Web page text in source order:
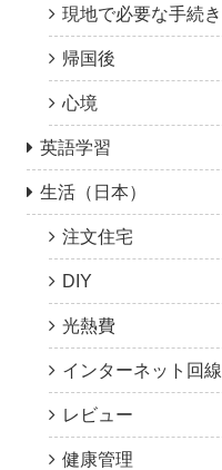
現地で必要な手続き
帰国後
心境
英語学習
生活（日本）
注文住宅
DIY
光熱費
インターネット回線
レビュー
健康管理